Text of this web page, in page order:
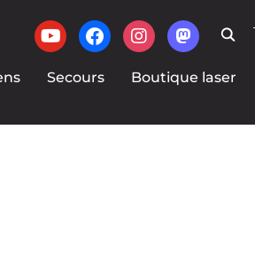
Secours Boutique laser